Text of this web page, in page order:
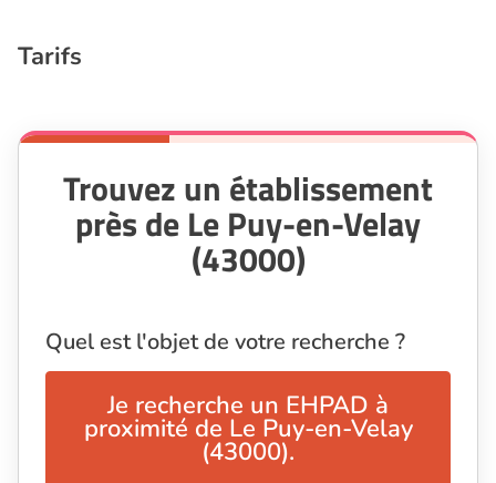
Tarifs
Trouvez un établissement
près de Le Puy-en-Velay
(43000)
Quel est l'objet de votre recherche ?
Je recherche un EHPAD à
proximité de Le Puy-en-Velay
(43000).